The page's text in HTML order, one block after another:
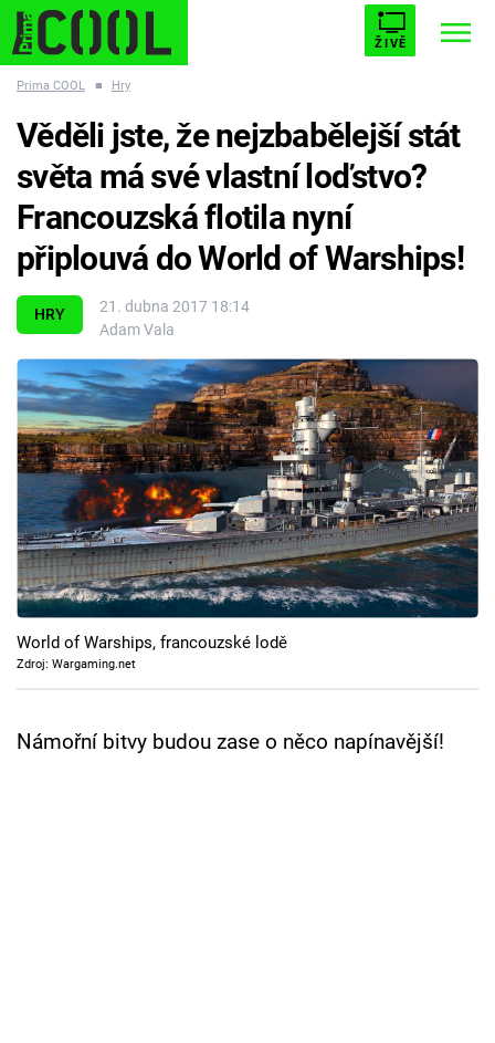
ŽIVĚ
ESCAPE PLNEJ KOTEL AVENGERS 5
Témata
Filmy
Seriály
Hry
Cool Esport
Pořady
TV Program
Přihlášení
Prima COOL ■ Hry
HRY
21. dubna 2017 18:14
Adam Vala
Věděli jste, že nejzbabělejší stát
světa má své vlastní loďstvo?
Francouzská flotila nyní
připlouvá do World of Warships!
World of Warships, francouzské lodě
Zdroj: Wargaming.net
Námořní bitvy budou zase o něco napínavější!